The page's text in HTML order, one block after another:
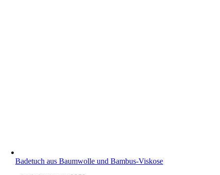
Badetuch aus Baumwolle und Bambus-Viskose